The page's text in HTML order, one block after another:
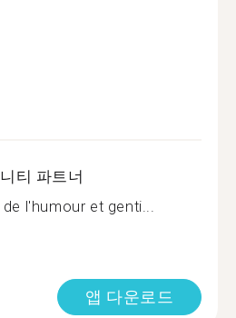
티 파트너
l'humour et genti...
앱 다운로드